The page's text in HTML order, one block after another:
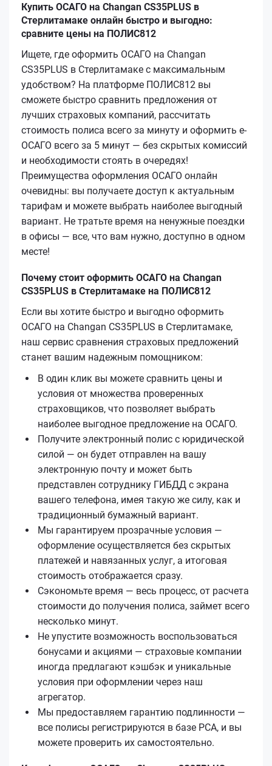
Купить ОСАГО на Changan CS35PLUS в
Стерлитамаке онлайн быстро и выгодно:
сравните цены на ПОЛИС812
Ищете, где оформить ОСАГО на Changan
CS35PLUS в Стерлитамаке с максимальным
удобством? На платформе ПОЛИС812 вы
сможете быстро сравнить предложения от
лучших страховых компаний, рассчитать
стоимость полиса всего за минуту и оформить е-
ОСАГО всего за 5 минут — без скрытых комиссий
и необходимости стоять в очередях!
Преимущества оформления ОСАГО онлайн
очевидны: вы получаете доступ к актуальным
тарифам и можете выбрать наиболее выгодный
вариант. Не тратьте время на ненужные поездки
в офисы — все, что вам нужно, доступно в одном
месте!
Почему стоит оформить ОСАГО на Changan
CS35PLUS в Стерлитамаке на ПОЛИС812
Если вы хотите быстро и выгодно оформить
ОСАГО на Changan CS35PLUS в Стерлитамаке,
наш сервис сравнения страховых предложений
станет вашим надежным помощником:
В один клик вы можете сравнить цены и
условия от множества проверенных
страховщиков, что позволяет выбрать
наиболее выгодное предложение на ОСАГО.
Получите электронный полис с юридической
силой — он будет отправлен на вашу
электронную почту и может быть
представлен сотруднику ГИБДД с экрана
вашего телефона, имея такую же силу, как и
традиционный бумажный вариант.
Мы гарантируем прозрачные условия —
оформление осуществляется без скрытых
платежей и навязанных услуг, а итоговая
стоимость отображается сразу.
Сэкономьте время — весь процесс, от расчета
стоимости до получения полиса, займет всего
несколько минут.
Не упустите возможность воспользоваться
бонусами и акциями — страховые компании
иногда предлагают кэшбэк и уникальные
условия при оформлении через наш
агрегатор.
Мы предоставляем гарантию подлинности —
все полисы регистрируются в базе РСА, и вы
можете проверить их самостоятельно.